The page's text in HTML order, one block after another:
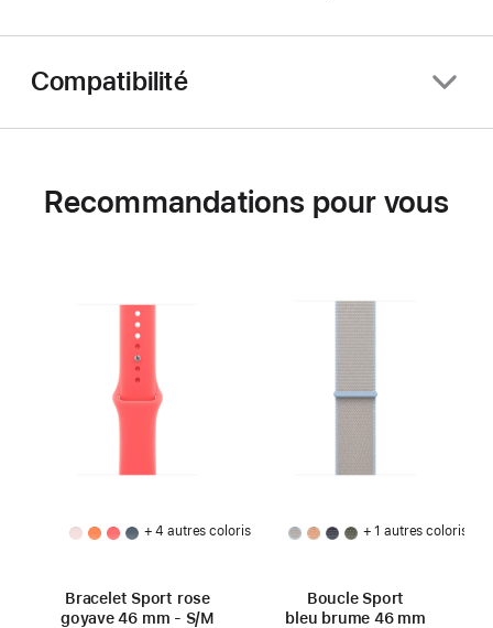
Compatibilité
Recommandations pour vous
+ 4 autres coloris
Bracelet Sport rose
goyave 46 mm - S/M
+ 1 autres coloris
Boucle Sport
bleu brume 46 mm